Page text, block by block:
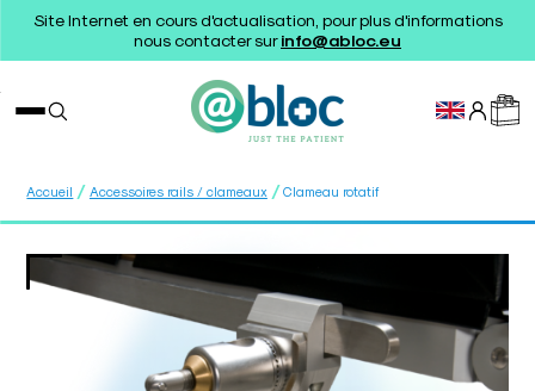
Site Internet en cours d'actualisation, pour plus d'informations
nous contacter surinfo@abloc.eu
Accueil / Accessoires rails / clameaux / Clameau rotatif